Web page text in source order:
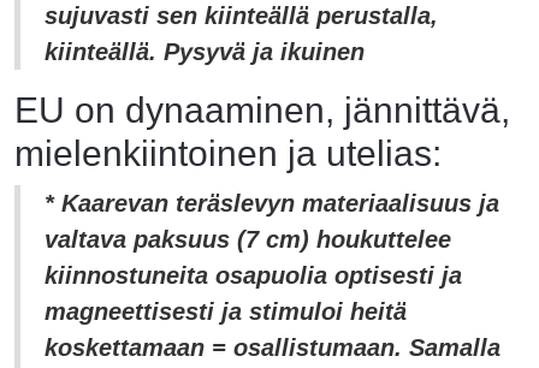
sujuvasti sen kiinteällä perustalla,
kiinteällä. Pysyvä ja ikuinen
EU on dynaaminen, jännittävä,
mielenkiintoinen ja utelias:
* Kaarevan teräslevyn materiaalisuus ja
valtava paksuus (7 cm) houkuttelee
kiinnostuneita osapuolia optisesti ja
magneettisesti ja stimuloi heitä
koskettamaan = osallistumaan. Samalla